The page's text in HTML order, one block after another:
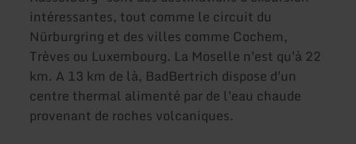
intéressantes, tout comme le circuit du
Nürburgring et des villes comme Cochem,
Trèves ou Luxembourg. La Moselle n'est qu'à 22
km. A 13 km de là, BadBertrich dispose d'un
centre thermal alimenté par de l'eau chaude
provenant de roches volcaniques.